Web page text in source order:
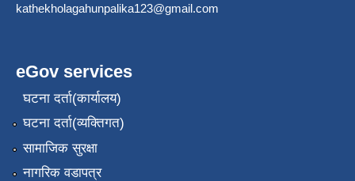
kathekholagahunpalika123@gmail.com
eGov services
घटना दर्ता(कार्यालय)
घटना दर्ता(व्यक्तिगत)
सामाजिक सुरक्षा
नागरिक वडापत्र